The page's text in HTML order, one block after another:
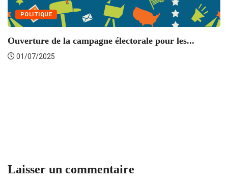
POLITIQUE
Ouverture de la campagne électorale pour les...
01/07/2025
Laisser un commentaire